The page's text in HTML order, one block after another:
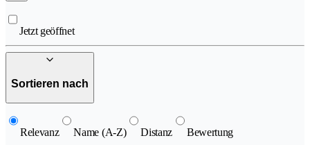
Jetzt geöffnet
Sortieren nach
Relevanz Name (A-Z) Distanz Bewertung